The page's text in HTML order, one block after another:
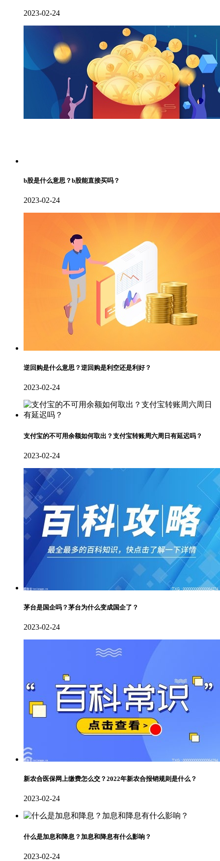
2023-02-24
b股是什么意思？b股能直接买吗？
2023-02-24
逆回购是什么意思？逆回购是利空还是利好？
2023-02-24
支付宝的不可用余额如何取出？支付宝转账周六周日有延迟吗？
2023-02-24
茅台是国企吗？茅台为什么变成国企了？
2023-02-24
新农合医保网上缴费怎么交？2022年新农合报销规则是什么？
2023-02-24
什么是加息和降息？加息和降息有什么影响？
2023-02-24